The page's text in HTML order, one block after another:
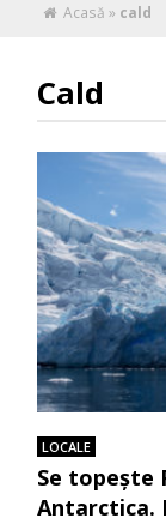
Acasă » cald
Cald
LOCALE
Se topeşte
Antarctica.